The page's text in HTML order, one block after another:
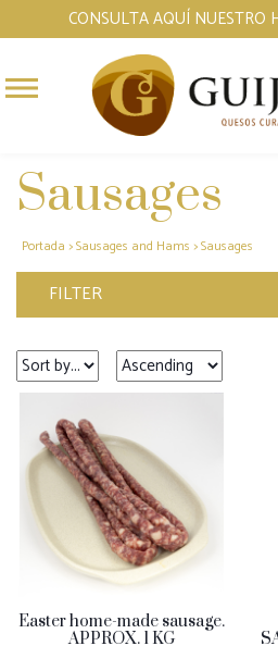
CONSULTA AQUÍ NUESTRO
Sausages
Portada >Sausages and Hams >Sausages
FILTER
Easter home-made sausage.
APPROX. 1 KG